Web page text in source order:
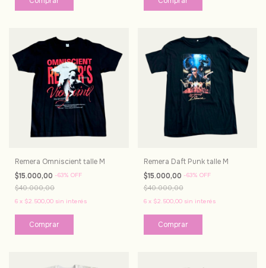
Remera Omniscient talle M
$15.000,00 -63% OFF
$40.000,00
6 x $2.500,00 sin interés
Remera Daft Punk talle M
$15.000,00 -63% OFF
$40.000,00
6 x $2.500,00 sin interés